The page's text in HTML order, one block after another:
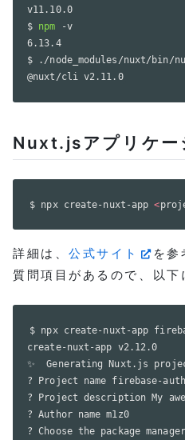
v11.10.0
$ npm -v
6.13.4
$ ./node_modules/nuxt/bin/
@nuxt/cli v2.11.0
Nuxt.jsアプリケー
$ npx create-nuxt-app <
詳細は、公式サイト
を参
質問項目があるので、以下
$ npx create-nuxt-app
create-nuxt-app v2.12.0
✨  Generating Nuxt.js
? Project name firebase-
? Project description My
? Author name m1z0
? Choose the package manager